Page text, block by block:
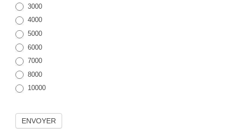
3000
4000
5000
6000
7000
8000
10000
ENVOYER